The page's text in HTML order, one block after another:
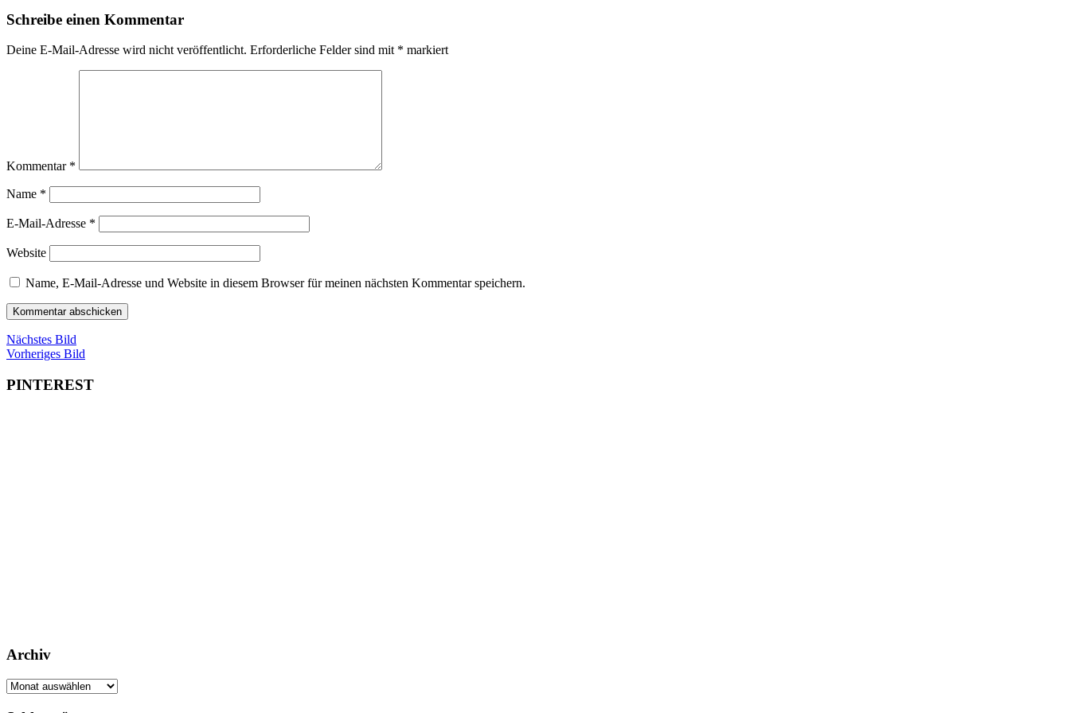
Schreibe einen Kommentar
Deine E-Mail-Adresse wird nicht veröffentlicht. Erforderliche Felder sind mit * markiert
Kommentar *
Name *
E-Mail-Adresse *
Website
Name, E-Mail-Adresse und Website in diesem Browser für meinen nächsten Kommentar speichern.
Nächstes Bild
Vorheriges Bild
PINTEREST
Archiv
Archiv